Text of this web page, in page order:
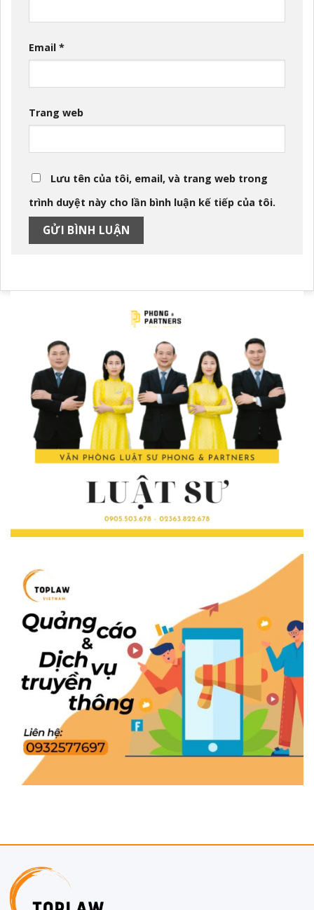
Email *
Trang web
Lưu tên của tôi, email, và trang web trong
trình duyệt này cho lần bình luận kế tiếp của tôi.